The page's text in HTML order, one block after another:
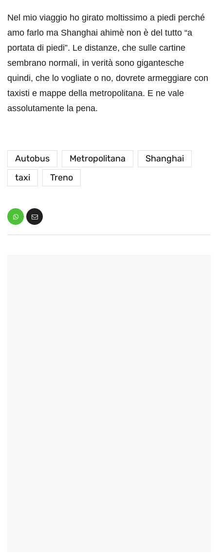
Nel mio viaggio ho girato moltissimo a piedi perché
amo farlo ma Shanghai ahimè non è del tutto “a
portata di piedi”. Le distanze, che sulle cartine
sembrano normali, in verità sono gigantesche
quindi, che lo vogliate o no, dovrete armeggiare con
taxisti e mappe della metropolitana. E ne vale
assolutamente la pena.
Autobus Metropolitana
Shanghai
taxi
Treno